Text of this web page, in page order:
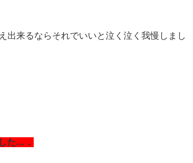
出来るならそれでいいと泣く泣く我慢しまし
た…．